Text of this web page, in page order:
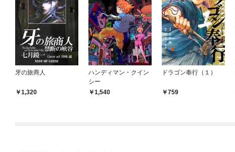
牙の旅商人
1,320
ハンディマン・クイン
シー
1,540
ドラゴン奉行（１）
759